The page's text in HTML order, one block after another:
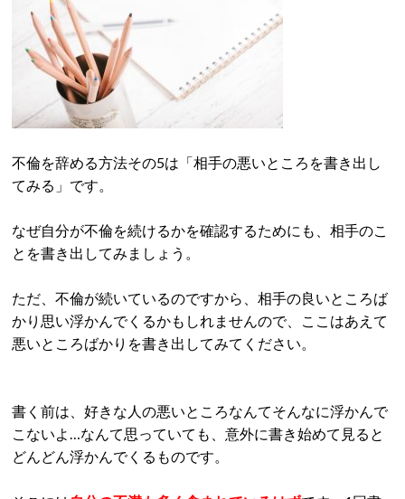
不倫を辞める方法その5は「相手の悪いところを書き出し
てみる」です。
なぜ自分が不倫を続けるかを確認するためにも、相手のこ
とを書き出してみましょう。
ただ、不倫が続いているのですから、相手の良いところば
かり思い浮かんでくるかもしれませんので、ここはあえて
悪いところばかりを書き出してみてください。
書く前は、好きな人の悪いところなんてそんなに浮かんで
こないよ…なんて思っていても、意外に書き始めて見ると
どんどん浮かんでくるものです。